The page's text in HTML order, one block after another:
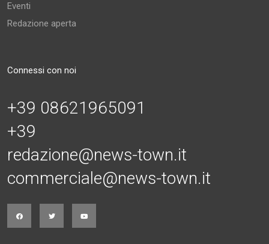
Eventi
Redazione aperta
Connessi con noi
+39 08621965091
+39
redazione@news-town.it
commerciale@news-town.it